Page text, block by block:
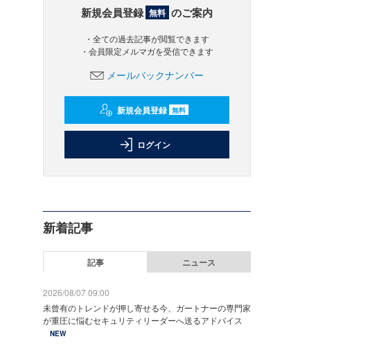
新規会員登録 無料 のご案内
・全ての過去記事が閲覧できます
・会員限定メルマガを受信できます
メールバックナンバー
新規会員登録 無料
ログイン
新着記事
記事 ニュース
2026/08/07 09:00
未曾有のトレンドが押し寄せる今、ガートナーの専門家
が重圧に悩むセキュリティリーダーへ送るアドバイス
NEW